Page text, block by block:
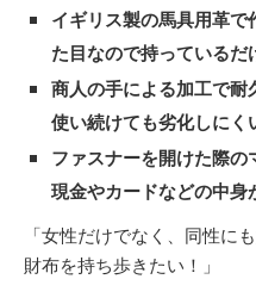
イギリス製の馬具用革
た目なので持っている
商人の手による加工で
使い続けても劣化しにく
ファスナーを開けた際の
現金やカードなどの中身
「女性だけでなく、同性に
財布を持ち歩きたい！」